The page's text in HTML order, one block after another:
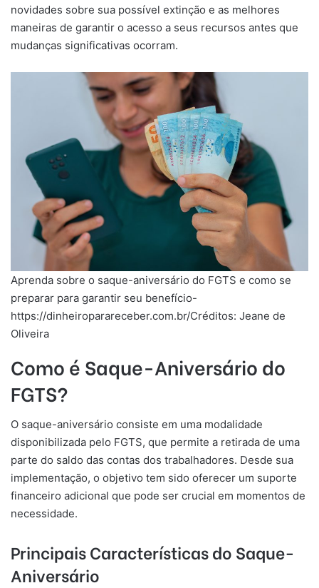
novidades sobre sua possível extinção e as melhores
maneiras de garantir o acesso a seus recursos antes que
mudanças significativas ocorram.
Aprenda sobre o saque-aniversário do FGTS e como se
preparar para garantir seu benefício-
https://dinheiroparareceber.com.br/Créditos: Jeane de
Oliveira
Como é Saque-Aniversário do
FGTS?
O saque-aniversário consiste em uma modalidade
disponibilizada pelo FGTS, que permite a retirada de uma
parte do saldo das contas dos trabalhadores. Desde sua
implementação, o objetivo tem sido oferecer um suporte
financeiro adicional que pode ser crucial em momentos de
necessidade.
Principais Características do Saque-
Aniversário